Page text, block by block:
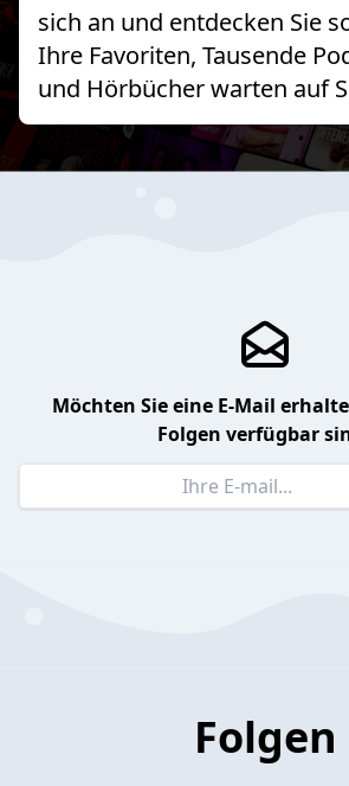
sich an und entdecken Sie
Ihre Favoriten, Tausende
und Hörbücher warten auf
Möchten Sie eine E-Mail
Folgen verfügbar
Folgen